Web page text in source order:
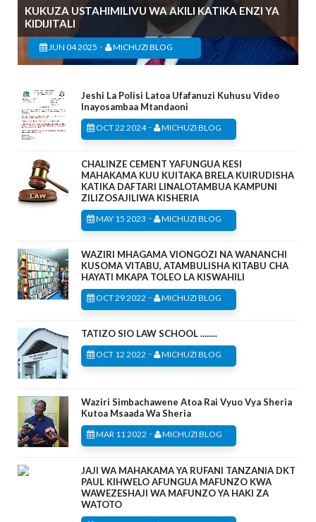
KUKUZA USTAHIMILIVU WA AKILI KATIKA ENZI YA
KIDIJITALI
JUN 04 2025 - MICHUZI BLOG
Jeshi La Polisi Latoa Ufafanuzi Kuhusu Video
Inayosambaa Mtandaoni
OCT 22 2024- MICHUZI BLOG
CHALINZE CEMENT YAFUNGUA KESI
MAHAKAMA KUU KUITAKA BRELA KUIRUDISHA
KATIKA DAFTARI LINALOTAMBUA KAMPUNI
ZILIZOSAJILIWA KISHERIA
MAY 15 2023 - MICHUZI BLOG
WAZIRI MHAGAMA VIONGOZI NA WANANCHI
KUSOMA VITABU, ATAMBULISHA KITABU CHA
HAYATI MKAPA TOLEO LA KISWAHILI
OCT 29 2022 - MICHUZI BLOG
TATIZO SIO LAW SCHOOL ........
OCT 12 2022 - MICHUZI BLOG
Waziri Simbachawene Atoa Rai Vyuo Vya Sheria
Kutoa Msaada Wa Sheria
MAR 11 2022 - MICHUZI BLOG
JAJI WA MAHAKAMA YA RUFANI TANZANIA DKT
PAUL KIHWELO AFUNGUA MAFUNZO KWA
WAWEZESHAJI WA MAFUNZO YA HAKI ZA
WATOTO